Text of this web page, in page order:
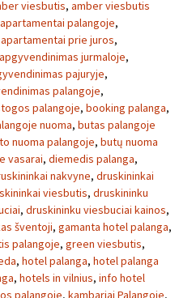
viesbutis, amber viesbutis
apartamentai palangoje,
apartamentai prie juros,
apgyvendinimas jurmaloje,
pajuryje,
palangoje,
palangoje, booking palanga,
nuoma, butas palangoje
nuoma palangoje, butų nuoma
vasarai, diemedis palanga,
nakvyne, druskininkai
viesbutis, druskininku
, druskininku viesbuciai kainos,
šventoji, gamanta hotel palanga,
palangoje, green viesbutis,
, hotel palanga, hotel palanga
, hotels in vilnius, info hotel
palangoje, kambariai Palangoje,